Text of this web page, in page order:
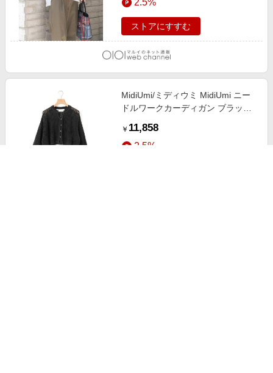
2.5%
ストアにすすむ
MidiUmi/ミディウミ MidiUmi ニー
ドルワークカーディガン ブラック
￥ 11,858
2.5%